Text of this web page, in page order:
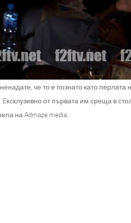
че то е познато като перлата
Eксклузивно от първата им среща в
на Admaze media.